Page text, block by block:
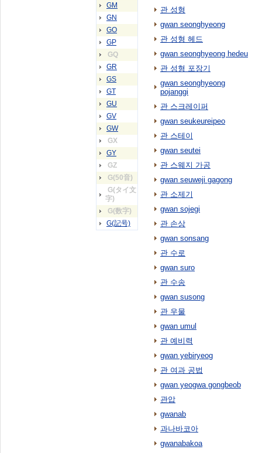
GM
GN
GO
GP
GQ
GR
GS
GT
GU
GV
GW
GX
GY
GZ
G(50音)
G(タイ文
字)
G(数字)
G(記号)
관 성형
gwan seonghyeong
관 성형 헤드
gwan seonghyeong hedeu
관 성형 포장기
gwan seonghyeong
pojanggi
관 스크레이퍼
gwan seukeureipeo
관 스테이
gwan seutei
관 스웨지 가공
gwan seuweji gagong
관 소제기
gwan sojegi
관 손상
gwan sonsang
관 수로
gwan suro
관 수송
gwan susong
관 우물
gwan umul
관 예비력
gwan yebiryeog
관 여과 공법
gwan yeogwa gongbeob
관압
gwanab
과나바코아
gwanabakoa